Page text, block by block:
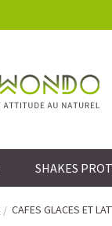
SHAKES
CAFES GLACES ET